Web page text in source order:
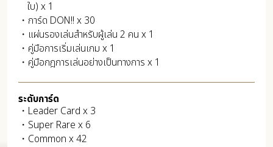
ใบ) x 1
・การ์ด DON!! x 30
・แผ่นรองเล่นสำหรับผู้เล่น 2 คน x 1
・คู่มือการเริ่มเล่นเกม x 1
・คู่มือกฎการเล่นอย่างเป็นทางการ x 1
ระดับการ์ด
・Leader Card x 3
・Super Rare x 6
・Common x 42